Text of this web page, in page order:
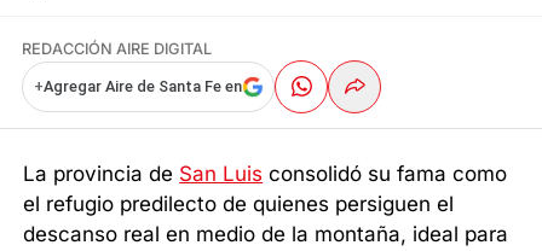
REDACCIÓN AIRE DIGITAL
+Agregar Aire de Santa Fe en
La provincia de San Luis consolidó su fama como
el refugio predilecto de quienes persiguen el
descanso real en medio de la montaña, ideal para